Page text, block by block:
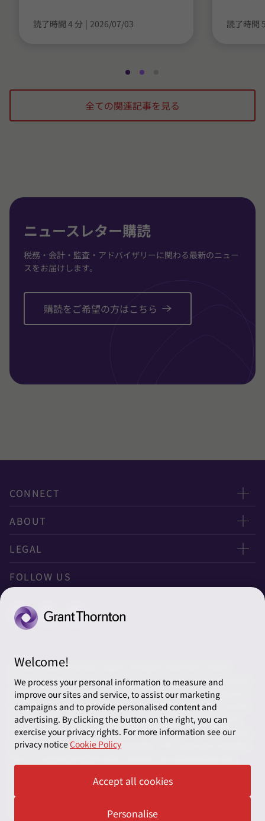
読了時間 4 分 | 2026/07/03 読了時間
ス
ラ
イ
ド
ス
ラ
イ
ド
ラ
イ
ド
全ての関連記事を見る
ニュースレター購読
税務・会計・監査・アドバイザリーに関わる最新のニュー
スをお届けします。
購読をご希望の方はこちら
CONNECT
お問い合わせ
ニュースレター申し込み
グローバル
グローバルリーチ
ABOUT
太陽有限責任監査法人
太陽グラントソントン税理士法人
太陽グラントソントン株式会社
株式会社サンライズ・アカウンティング・インターナショ
ナル
一般社団法人太陽グラントソントン
採用情報
News＆Topics
LEGAL
利用規約
ソーシャルメディアポリシー
FOLLOW US
© 2026 Grant Thornton Japan. All rights reserved. “Grant
Thornton” refers to the brand under which the Grant Thornton
member firms provide assurance, tax and advisory services to
their clients and/or refers to one or more member firms, as the
context requires. Grant Thornton Japan is a member firm of
Grant Thornton International Ltd (GTIL). GTIL and the member
firms are not a worldwide partnership. GTIL and each member
and its member firms are not agents of, and do not obligate,
one another and are not liable for one another’s acts or
Welcome!
We process your personal information to measure and
improve our sites and service, to assist our marketing
campaigns and to provide personalised content and
advertising. By clicking the button on the right, you can
exercise your privacy rights. For more information see our
privacy noticeCookie Policy
Accept all cookies
Personalise